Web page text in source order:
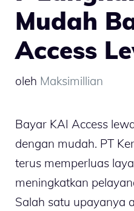
Mudah
Access
oleh Maksimillian
Bayar KAI Access
dengan mudah. PT
terus memperluas
meningkatkan
Salah satu upayanya